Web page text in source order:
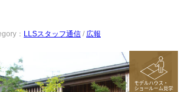
モデルハウス・
ショールーム見学
： LLSスタッフ通信 / 広報